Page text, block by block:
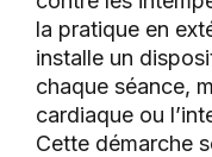
la pratique en
installe un
chaque séance,
cardiaque ou
Cette démarche